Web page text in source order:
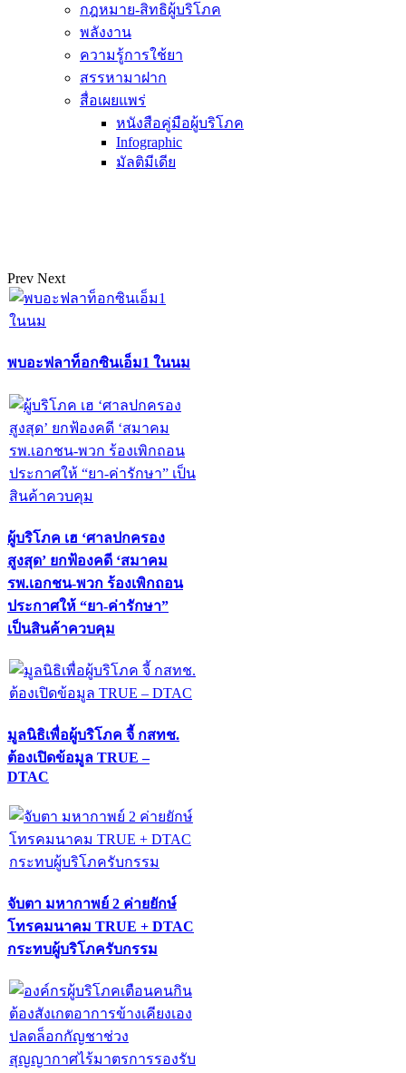
กฎหมาย-สิทธิผู้บริโภค
พลังงาน
ความรู้การใช้ยา
สรรหามาฝาก
สื่อเผยแพร่
หนังสือคู่มือผู้บริโภค
Infographic
มัลติมีเดีย
Prev Next
พบอะฟลาท็อกซินเอ็ม1 ในนม
ผู้บริโภค เฮ ‘ศาลปกครอง
สูงสุด’ ยกฟ้องคดี ‘สมาคม
รพ.เอกชน-พวก ร้องเพิกถอน
ประกาศให้ “ยา-ค่ารักษา”
เป็นสินค้าควบคุม
มูลนิธิเพื่อผู้บริโภค จี้ กสทช.
ต้องเปิดข้อมูล TRUE –
DTAC
จับตา มหากาพย์ 2 ค่ายยักษ์
โทรคมนาคม TRUE + DTAC
กระทบผู้บริโภครับกรรม